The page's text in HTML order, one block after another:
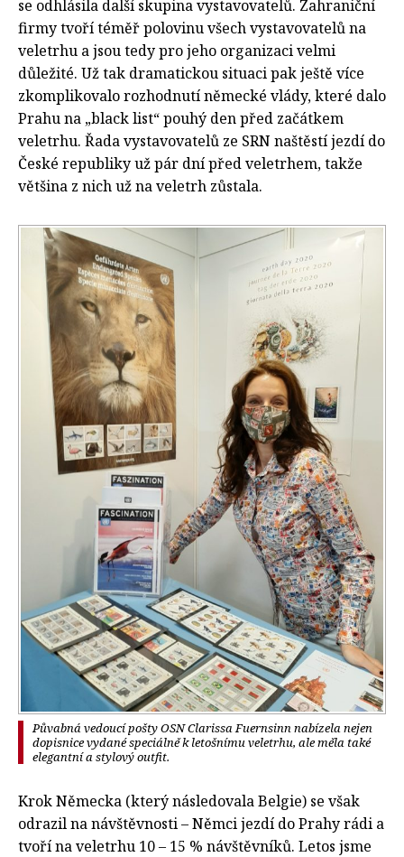
se odhlásila další skupina vystavovatelů. Zahraniční
firmy tvoří téměř polovinu všech vystavovatelů na
veletrhu a jsou tedy pro jeho organizaci velmi
důležité. Už tak dramatickou situaci pak ještě více
zkomplikovalo rozhodnutí německé vlády, které dalo
Prahu na „black list“ pouhý den před začátkem
veletrhu. Řada vystavovatelů ze SRN naštěstí jezdí do
České republiky už pár dní před veletrhem, takže
většina z nich už na veletrh zůstala.
Půvabná vedoucí pošty OSN Clarissa Fuernsinn nabízela nejen
dopisnice vydané speciálně k letošnímu veletrhu, ale měla také
elegantní a stylový outfit.
Krok Německa (který následovala Belgie) se však
odrazil na návštěvnosti – Němci jezdí do Prahy rádi a
tvoří na veletrhu 10 – 15 % návštěvníků. Letos jsme